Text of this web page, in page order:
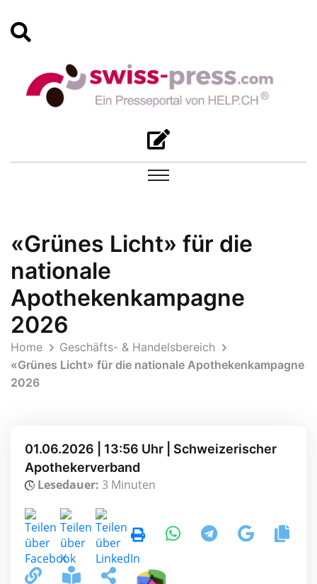
«Grünes Licht» für die
nationale
Apothekenkampagne
2026
Home
Geschäfts- & Handelsbereich
«Grünes Licht» für die nationale Apothekenkampagne
2026
01.06.2026 | 13:56 Uhr | Schweizerischer
Apothekerverband
Lesedauer: 3 Minuten